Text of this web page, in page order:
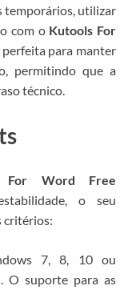
temporários, utilizar
com o Kutools For
perfeita para manter
permitindo que a
técnico.
For Word Free
o seu
critérios:
7, 8, 10 ou
O suporte para as